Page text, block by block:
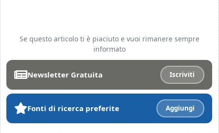
Se questo articolo ti è piaciuto e vuoi rimanere sempre
informato
Newsletter Gratuita Iscriviti
Fonti di ricerca preferite Aggiungi